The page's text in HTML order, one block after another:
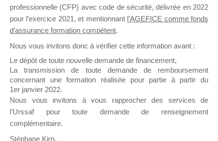
Ce groupe est destiné aux Organismes de
Formation qui souhaitent répondre à l’Appel à
Propositions Mallette du Dirigeant.
Ce groupe propose un forum dédié au support
sur lequel il est possible de laisser un message
ou poser une question.
NB : Il est nécessaire d’être
pouvoir rejoindre ce groupe
professionnelle (CFP) avec code de sécurité, délivrée en 2022
pour l’exercice 2021, et mentionnant l’AGEFICE comme fonds
d’assurance formation compétent.
Nous vous invitons donc à vérifier cette information avant :
Le dépôt de toute nouvelle demande de financement,
La transmission de toute demande de remboursement
concernant une formation réalisée pour partie à partir du
1er janvier 2022.
Nous vous invitons à vous rapprocher des services de
l’Urssaf pour toute demande de renseignement
complémentaire.
Stéphane Kirn,